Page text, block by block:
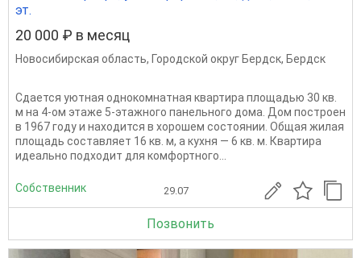
эт.
20 000 ₽ в месяц
Новосибирская область, Городской округ Бердск, Бердск
Сдается уютная однокомнатная квартира площадью 30 кв.
м на 4-ом этаже 5-этажного панельного дома. Дом построен
в 1967 году и находится в хорошем состоянии. Общая жилая
площадь составляет 16 кв. м, а кухня — 6 кв. м. Квартира
идеально подходит для комфортного...
Собственник 29.07
Позвонить